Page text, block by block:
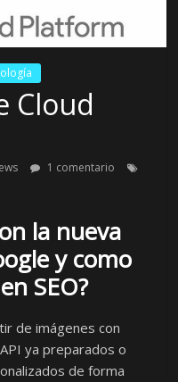
Cloud
1 comentario
la nueva
y como
SEO?
de imágenes con
ya preparados o
de forma